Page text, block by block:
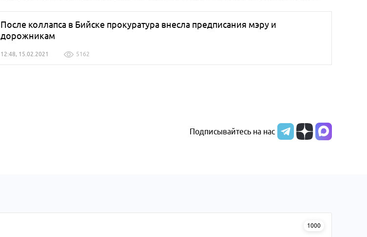
После коллапса в Бийске прокуратура внесла предписания мэру и
дорожникам
12:48, 15.02.2021 5162
Подписывайтесь на нас
1000